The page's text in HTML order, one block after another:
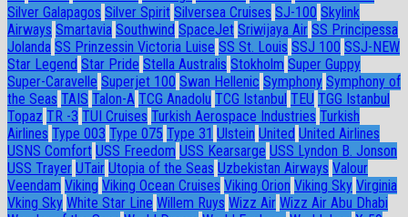
Silver Galapagos Silver Spirit Silversea Cruises SJ-100 Skylink
Airways Smartavia Southwind SpaceJet Sriwijaya Air SS Principessa
Jolanda SS Prinzessin Victoria Luise SS St. Louis SSJ 100 SSJ-NEW
Star Legend Star Pride Stella Australis Stokholm Super Guppy
Super-Caravelle Superjet 100 Swan Hellenic Symphony Symphony of
the Seas TAIS Talon-A TCG Anadolu TCG Istanbul TEU TGG Istanbul
Topaz TR -3 TUI Cruises Turkish Aerospace Industries Turkish
Airlines Type 003 Type 075 Type 31 Ulstein United United Airlines
USNS Comfort USS Freedom USS Kearsarge USS Lyndon B. Jonson
USS Trayer UTair Utopia of the Seas Uzbekistan Airways Valour
Veendam Viking Viking Ocean Cruises Viking Orion Viking Sky Virginia
Vking Sky White Star Line Willem Ruys Wizz Air Wizz Air Abu Dhabi